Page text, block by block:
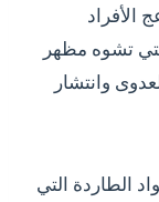
الأفراد
تشوه مظهر
وانتشار
الطاردة التي